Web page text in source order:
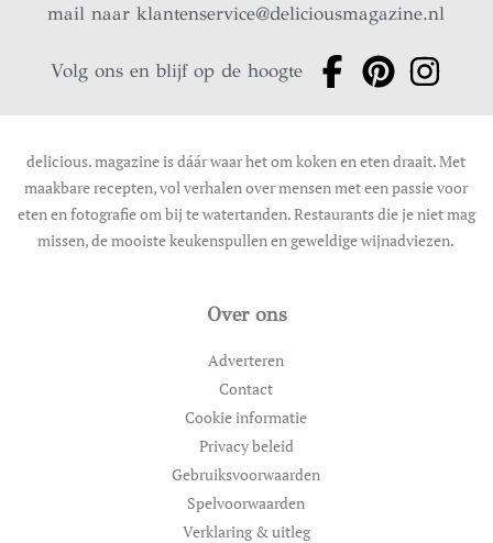
mail naarklantenservice@deliciousmagazine.nl
Volg ons en blijf op de hoogte
delicious. magazine is dáár waar het om koken en eten draait. Met
maakbare recepten, vol verhalen over mensen met een passie voor
eten en fotografie om bij te watertanden. Restaurants die je niet mag
missen, de mooiste keukenspullen en geweldige wijnadviezen.
Over ons
Adverteren
Contact
Cookie informatie
Privacy beleid
Gebruiksvoorwaarden
Spelvoorwaarden
Verklaring & uitleg